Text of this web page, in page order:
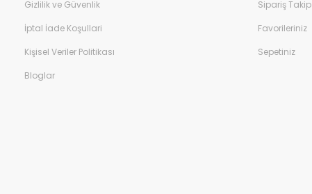
Gizlilik ve Güvenlik
İptal İade Koşullari
Kişisel Veriler Politikası
Bloglar
Sipariş Takip
Favorileriniz
Sepetiniz